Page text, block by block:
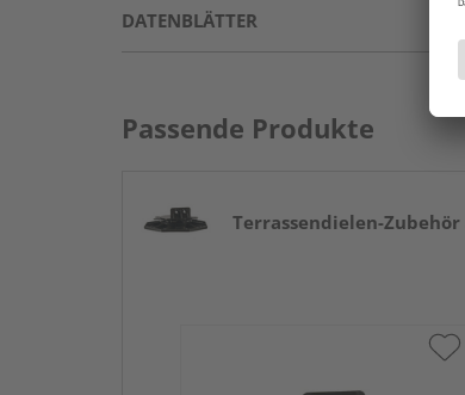
DATENBLÄTTER
Passende Produkte
Terrassendielen-Zubehör